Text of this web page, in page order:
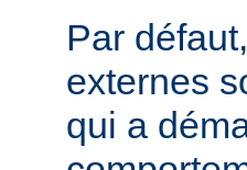
Par
externes
qui a